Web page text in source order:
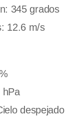
345 grados
12.6 m/s
hPa
despejado